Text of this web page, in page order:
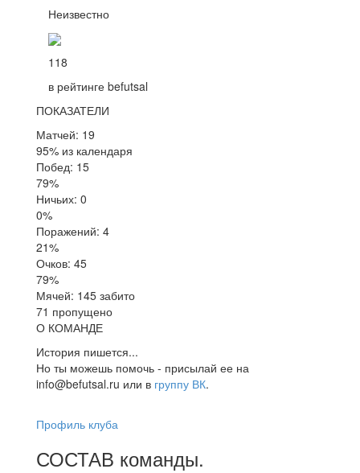
Неизвестно
118
в рейтинге befutsal
ПОКАЗАТЕЛИ
Матчей: 19
95% из календаря
Побед: 15
79%
Ничьих: 0
0%
Поражений: 4
21%
Очков: 45
79%
Мячей: 145 забито
71 пропущено
О КОМАНДЕ
История пишется...
Но ты можешь помочь - присылай ее на
info@befutsal.ru или в группу ВК.
Профиль клуба
СОСТАВ команды.